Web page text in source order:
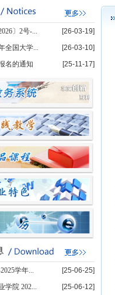
〕2号-...
[26-03-19]
全国大学...
[26-03-10]
名的通知
[25-11-17]
学年...
[25-06-25]
学院 202...
[25-06-12]